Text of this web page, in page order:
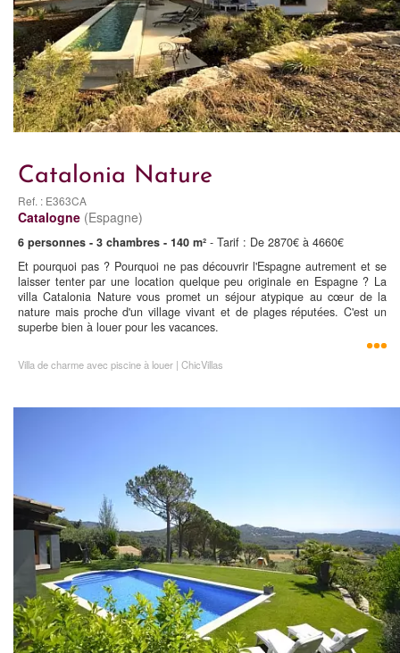
Catalonia Nature
Ref. : E363CA
Catalogne (Espagne)
6 personnes - 3 chambres - 140 m² - Tarif : De 2870€ à 4660€
Et pourquoi pas ? Pourquoi ne pas découvrir l'Espagne autrement et se
laisser tenter par une location quelque peu originale en Espagne ? La
villa Catalonia Nature vous promet un séjour atypique au cœur de la
nature mais proche d'un village vivant et de plages réputées. C'est un
superbe bien à louer pour les vacances.
Villa de charme avec piscine à louer | ChicVillas